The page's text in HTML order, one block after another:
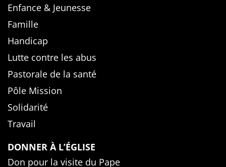
Enfance & Jeunesse
Famille
Handicap
Lutte contre les abus
Pastorale de la santé
Pôle Mission
Solidarité
Travail
DONNER À L’ÉGLISE
Don pour la visite du Pape